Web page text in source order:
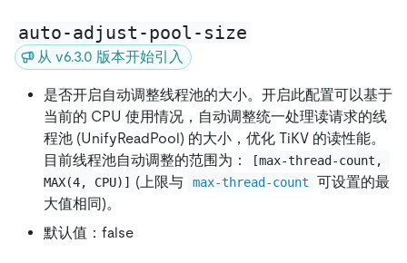
auto-adjust-pool-size
从 v6.3.0 版本开始引入
是否开启自动调整线程池的大小。开启此配置可以基于
当前的 CPU 使用情况，自动调整统一处理读请求的线
程池 (UnifyReadPool) 的大小，优化 TiKV 的读性能。
目前线程池自动调整的范围为：
[max-thread-count,
MAX(4, CPU)]
(上限与 max-thread-count
可设置的最
大值相同)。
默认值：false